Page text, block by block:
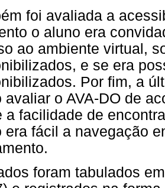
foi avaliada a
o aluno era
ao ambiente virtual,
e se era
Por fim, a
avaliar o AVA-DO de
a facilidade de
era fácil a navegação
foram tabulados